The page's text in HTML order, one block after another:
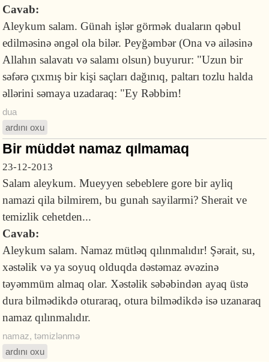
Cavab:
Aleykum salam. Günah işlər görmək duaların qəbul
edilməsinə əngəl ola bilər. Peyğəmbər (Ona və ailəsinə
Allahın salavatı və salamı olsun) buyurur: "Uzun bir
səfərə çıxmış bir kişi saçları dağınıq, paltarı tozlu halda
əllərini səmaya uzadaraq: "Ey Rəbbim!
dua
ardını oxu
Bir müddət namaz qılmamaq
23-12-2013
Salam aleykum. Mueyyen sebeblere gore bir ayliq
namazi qila bilmirem, bu gunah sayilarmi? Sherait ve
temizlik cehetden...
Cavab:
Aleykum salam. Namaz mütləq qılınmalıdır! Şərait, su,
xəstəlik və ya soyuq olduqda dəstəmaz əvəzinə
təyəmmüm almaq olar. Xəstəlik səbəbindən ayaq üstə
dura bilmədikdə oturaraq, otura bilmədikdə isə uzanaraq
namaz qılınmalıdır.
namaz,təmizlənmə
ardını oxu